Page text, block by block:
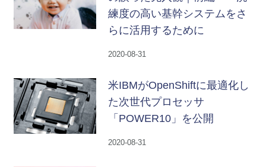
練度の高い基幹システムをさ
らに活用するために
2020-08-31
米IBMがOpenShiftに最適化し
た次世代プロセッサ
「POWER10」を公開
2020-08-31